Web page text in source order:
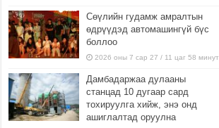
Сөүлийн гудамж амралтын
өдрүүдэд автомашингүй бүс
боллоо
2026 оны 7 сар 27 / 11 цаг 58 минут
Дамбадаржаа дулааны
станцад 10 дугаар сард
тохируулга хийж, энэ онд
ашиглалтад оруулна